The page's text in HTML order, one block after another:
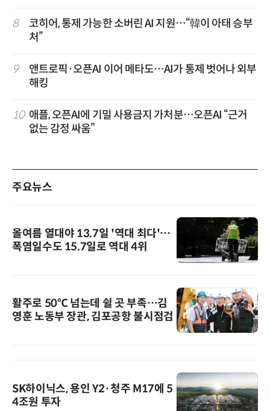
8
코히어, 통제 가능한 소버린 AI 지원…“韓이 아태 승부
처”
9
앤트로픽·오픈AI 이어 메타도…AI가 통제 벗어나 외부
해킹
10 애플, 오픈AI에 기밀 사용금지 가처분…오픈AI “근거
없는 감정 싸움”
주요뉴스
올여름 열대야 13.7일 '역대 최다'…
폭염일수도 15.7일로 역대 4위
활주로 50℃ 넘는데 쉴 곳 부족…김
영훈 노동부 장관, 김포공항 불시점검
SK하이닉스, 용인 Y2·청주 M17에 5
4조원 투자